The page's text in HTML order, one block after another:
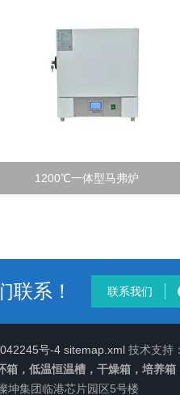
1200℃一体型马弗炉
联系！ 联系我们
号-4 sitemap.xml 技术支持：
，低温恒温槽，干燥箱，培养
坤集团临港芯片园区5号楼